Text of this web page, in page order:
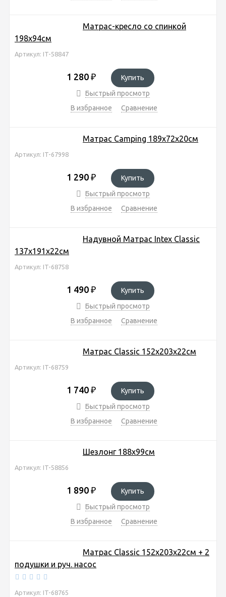
Матрас-кресло со спинкой
198х94см
Артикул: IT-58847
1 280 ₽
Купить
Быстрый просмотр
В избранное
Сравнение
Матрас Camping 189х72х20см
Артикул: IT-67998
1 290 ₽
Купить
Быстрый просмотр
В избранное
Сравнение
Надувной Матрас Intex Classic
137х191х22см
Артикул: IT-68758
1 490 ₽
Купить
Быстрый просмотр
В избранное
Сравнение
Матрас Classic 152х203х22см
Артикул: IT-68759
1 740 ₽
Купить
Быстрый просмотр
В избранное
Сравнение
Шезлонг 188х99см
Артикул: IT-58856
1 890 ₽
Купить
Быстрый просмотр
В избранное
Сравнение
Матрас Classic 152х203х22см + 2
подушки и руч. насос
Артикул: IT-68765